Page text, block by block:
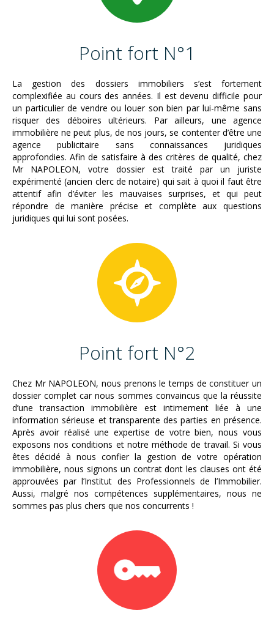
Point fort N°1
La gestion des dossiers immobiliers s’est fortement
complexifiée au cours des années. Il est devenu difficile pour
un particulier de vendre ou louer son bien par lui-même sans
risquer des déboires ultérieurs. Par ailleurs, une agence
immobilière ne peut plus, de nos jours, se contenter d’être une
agence publicitaire sans connaissances juridiques
approfondies. Afin de satisfaire à des critères de qualité, chez
Mr NAPOLEON, votre dossier est traité par un juriste
expérimenté (ancien clerc de notaire) qui sait à quoi il faut être
attentif afin d’éviter les mauvaises surprises, et qui peut
répondre de manière précise et complète aux questions
juridiques qui lui sont posées.
Point fort N°2
Chez Mr NAPOLEON, nous prenons le temps de constituer un
dossier complet car nous sommes convaincus que la réussite
d’une transaction immobilière est intimement liée à une
information sérieuse et transparente des parties en présence.
Après avoir réalisé une expertise de votre bien, nous vous
exposons nos conditions et notre méthode de travail. Si vous
êtes décidé à nous confier la gestion de votre opération
immobilière, nous signons un contrat dont les clauses ont été
approuvées par l’Institut des Professionnels de l’Immobilier.
Aussi, malgré nos compétences supplémentaires, nous ne
sommes pas plus chers que nos concurrents !